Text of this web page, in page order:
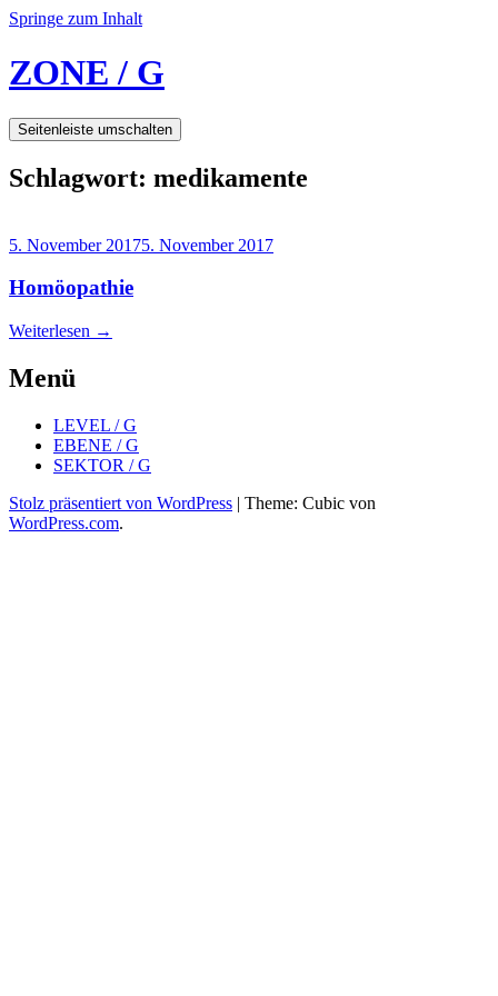
Springe zum Inhalt
ZONE / G
Seitenleiste umschalten
Schlagwort: medikamente
5. November 20175. November 2017
Homöopathie
Weiterlesen →
Menü
LEVEL / G
EBENE / G
SEKTOR / G
Stolz präsentiert von WordPress | Theme: Cubic von
WordPress.com.